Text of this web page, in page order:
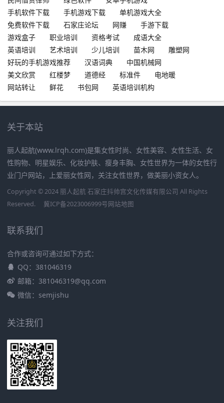
手机软件下载
手机游戏下载
单机游戏大全
免费软件下载
石家庄论坛 网赚
手游下载
游戏盒子
职业培训 资格考试
成语大全
英语培训
艺术培训 少儿培训 苗木网
雕塑网
好玩的手机游戏推荐
汉语词典
中国机械网
美文欣赏
红楼梦 道德经 标准件
电地暖
网站转让
鲜花 书包网 英语培训机构
关于本站
丽人起航(www.lrqh.com)是集女性时尚、女性美容、女性生活、女
性购物、明星娱乐、化妆护肤、瘦身丰胸、女性世界为一体的女性行
业门户网站，上爱丽女性网，关注女性世界，做美丽小资女人。
Copyright © 2024 丽人起航 石家庄抖帅宫文化传媒有限公司 All Rights
Reserved.
冀ICP备2023006999号网站地图
联系我们
合作或咨询可通过如下方式：
QQ：381046319
邮箱：381046319@qq.com
微信：semjishu
关注我们